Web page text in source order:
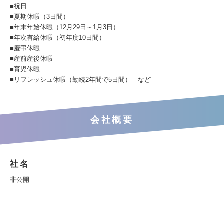
■祝日
■夏期休暇（3日間）
■年末年始休暇（12月29日～1月3日）
■年次有給休暇（初年度10日間）
■慶弔休暇
■産前産後休暇
■育児休暇
■リフレッシュ休暇（勤続2年間で5日間） など
会社概要
社名
非公開